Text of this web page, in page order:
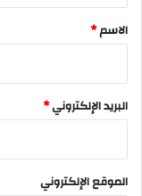
*
الاسم*
البريد الإلكتروني*
الموقع الإلكتروني